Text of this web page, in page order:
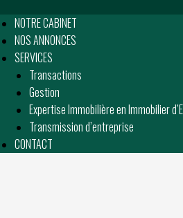
NOTRE CABINET
NOS ANNONCES
SERVICES
Transactions
Gestion
Expertise Immobilière en Immobilier
Transmission d’entreprise
CONTACT